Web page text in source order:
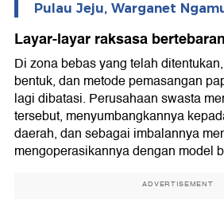
Pulau Jeju, Warganet
Layar-layar raksasa bertebaran
Di zona bebas yang telah
bentuk, dan metode pemasangan
lagi dibatasi. Perusahaan swasta
tersebut, menyumbangkannya
daerah, dan sebagai imbalannya
mengoperasikannya dengan model
ADVERTISEMENT